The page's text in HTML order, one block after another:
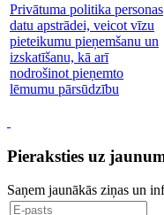
Privātuma politika personas
datu apstrādei, veicot vīzu
pieteikumu pieņemšanu un
izskatīšanu, kā arī
nodrošinot pieņemto
lēmumu pārsūdzību
Pieraksties uz
Saņem jaunākās ziņas un